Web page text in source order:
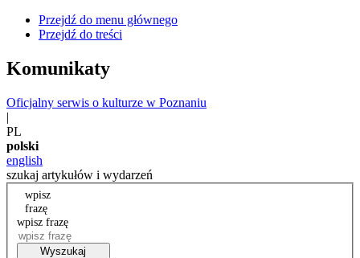
Przejdź do menu głównego
Przejdź do treści
Komunikaty
Oficjalny serwis o kulturze w Poznaniu
|
PL
polski
english
szukaj artykułów i wydarzeń
wpisz
frazę
wpisz frazę
Wyszukaj